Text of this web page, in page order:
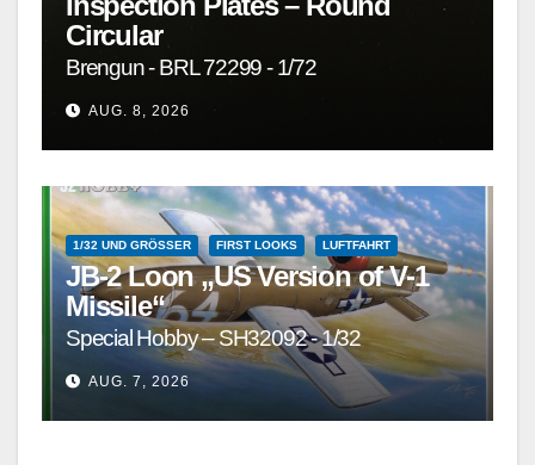
Circular
Brengun - BRL 72299 - 1/72
AUG. 8, 2026
1/32 UND GRÖSSER FIRST LOOKS LUFTFAHRT
JB-2 Loon „US Version of V-1
Missile“
Special Hobby – SH32092 - 1/32
AUG. 7, 2026